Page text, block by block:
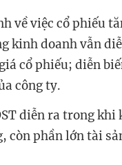
về việc cổ phiếu
kinh doanh vẫn
cổ phiếu; diễn
công ty.
diễn ra trong
phần lớn tài